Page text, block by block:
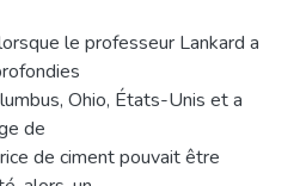
le professeur Lankard a
Ohio, États-Unis et a
de
de ciment pouvait être